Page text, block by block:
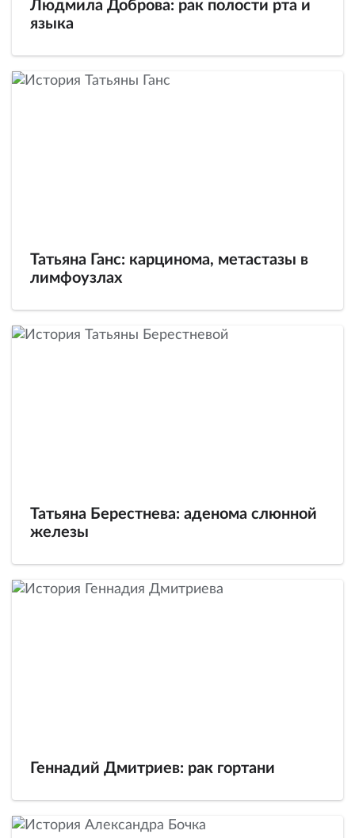
Людмила Доброва: рак полости рта и
языка
Татьяна Ганс: карцинома, метастазы в
лимфоузлах
Татьяна Берестнева: аденома слюнной
железы
Геннадий Дмитриев: рак гортани